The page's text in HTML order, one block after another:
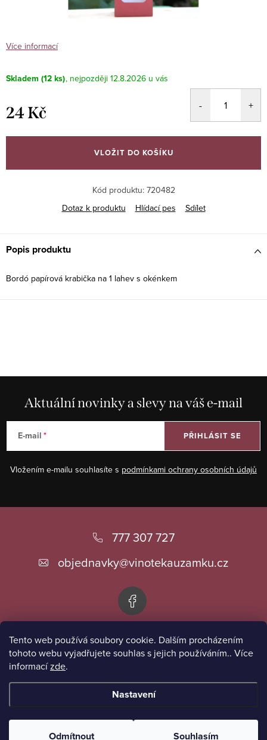
Tento web používá soubory cookie. Dalším procházením
tohoto webu vyjadřujete souhlas s jejich používáním.. Více
informacízde.
Nastavení
Odmítnout Souhlasím
Více informací
Skladem (12 ks) 12.8.2026
24 Kč
cena:
VLOŽIT DO KOŠÍKU
Kód produktu: 720482
Dotaz k produktu
Hlídací pes Sdílet
Popis produktu
Bordó papírová krabička na 1 lahev s okénkem
Aktuální novinky a slevy na váš e-mail
E-mail
Vložením e-mailu souhlasíte s podmínkami ochrany osobních údajů
PŘIHLÁSIT SE
777 307 727
objednavky@vinotekauzamku.cz
Informace pro vás
Přijímáme online platby
Copyright 2026Vinotéka u zámku. Všechna práva vyhrazena.